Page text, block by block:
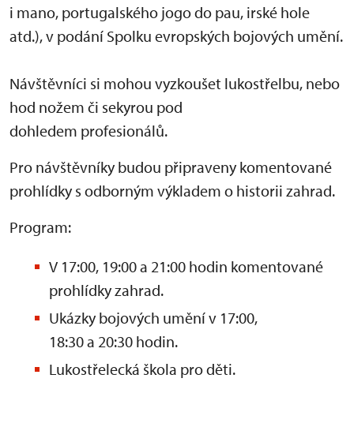
i mano, portugalského jogo do pau, irské hole
atd.), v podání Spolku evropských bojových umění.
Návštěvníci si mohou vyzkoušet lukostřelbu, nebo
hod nožem či sekyrou pod
dohledem profesionálů.
Pro návštěvníky budou připraveny komentované
prohlídky s odborným výkladem o historii zahrad.
Program:
V 17:00, 19:00 a 21:00 hodin komentované
prohlídky zahrad.
Ukázky bojových umění v 17:00,
18:30 a 20:30 hodin.
Lukostřelecká škola pro děti.